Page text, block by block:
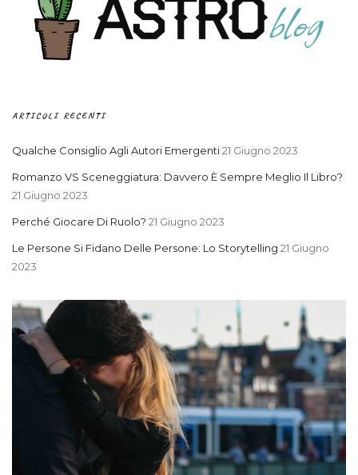
ARTICOLI RECENTI
Qualche Consiglio Agli Autori Emergenti21 Giugno 2023
Romanzo VS Sceneggiatura: Davvero È Sempre Meglio Il Libro?
21 Giugno 2023
Perché Giocare Di Ruolo? 21 Giugno 2023
Le Persone Si Fidano Delle Persone: Lo Storytelling 21 Giugno
2023